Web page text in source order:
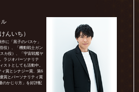
んいち）
に「黒子のバスケ」
役）、「機動戦士ガン
カ役）、「宇宙戦艦ヤ
ラジオパーソナリテ
ストとしても活動中。
賞とシナジー賞、第6
賞とパーソナリティ賞
のかじり方」を好評配